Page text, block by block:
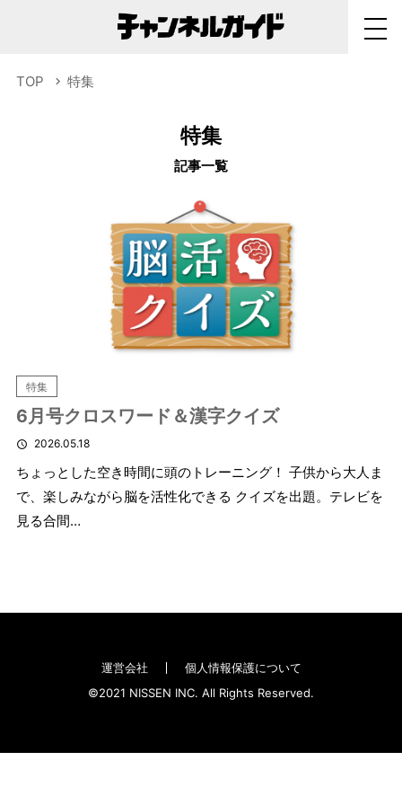
TOP 特集
特集
記事一覧
特集
6月号クロスワード＆漢字クイズ
2026.05.18
ちょっとした空き時間に頭のトレーニング！ 子供から大人ま
で、楽しみながら脳を活性化できる クイズを出題。テレビを
見る合間…
運営会社
個人情報保護について
©2021 NISSEN INC. All Rights Reserved.